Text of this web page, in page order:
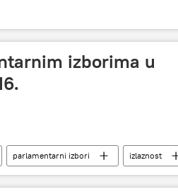
izborima u
parlamentarni izbori izlaznost